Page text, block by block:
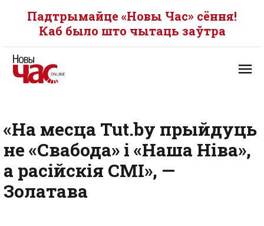
Падтрымайце «Новы Час» сёння!
Каб было што чытаць заўтра
«На месца Tut.by прыйдуць
не «Свабода» і «Наша Ніва»,
а расійскія СМІ», —
Золатава